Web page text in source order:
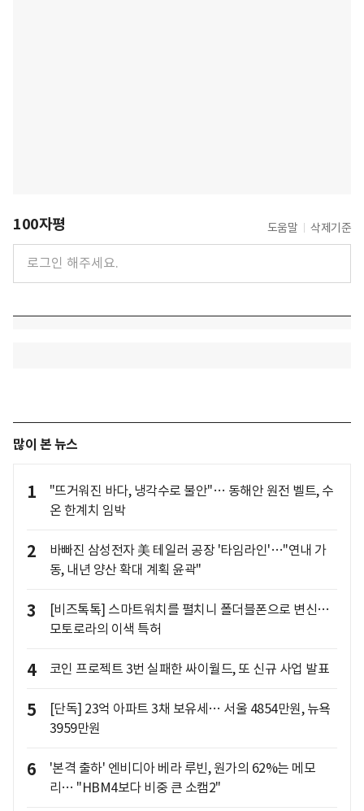
100자평 도움말 삭제기준
많이 본 뉴스
1
"뜨거워진 바다, 냉각수로 불안"… 동해안 원전 벨트, 수
온 한계치 임박
2
바빠진 삼성전자 美 테일러 공장 '타임라인'…"연내 가
동, 내년 양산 확대 계획 윤곽"
3
[비즈톡톡] 스마트워치를 펼치니 폴더블폰으로 변신…
모토로라의 이색 특허
4 코인 프로젝트 3번 실패한 싸이월드, 또 신규 사업 발표
5
[단독] 23억 아파트 3채 보유세… 서울 4854만원, 뉴욕
3959만원
6
'본격 출하' 엔비디아 베라 루빈, 원가의 62%는 메모
리… "HBM4보다 비중 큰 소캠2"